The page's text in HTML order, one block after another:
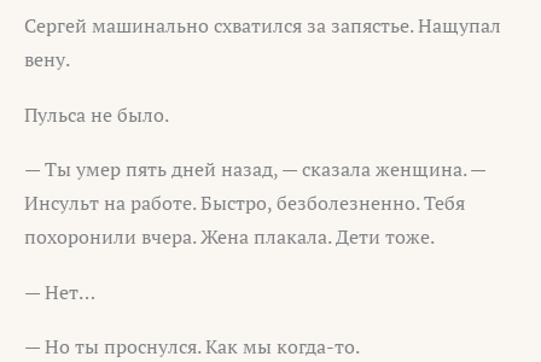
Сергей машинально схватился за запястье. Нащупал
вену.
Пульса не было.
— Ты умер пять дней назад, — сказала женщина. —
Инсульт на работе. Быстро, безболезненно. Тебя
похоронили вчера. Жена плакала. Дети тоже.
— Нет…
— Но ты проснулся. Как мы когда-то.